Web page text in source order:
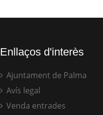
Enllaços d'interès
Ajuntament de Palma
Avís legal
Venda entrades